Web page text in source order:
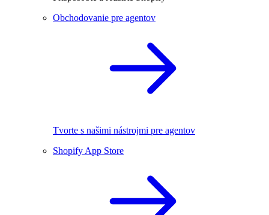
Obchodovanie pre agentov
Tvorte s našimi nástrojmi pre agentov
Shopify App Store